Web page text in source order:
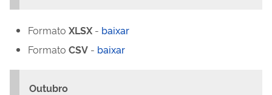
Formato XLSX - baixar
Formato CSV - baixar
Outubro